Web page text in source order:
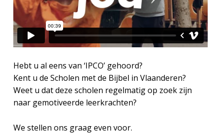
Hebt u al eens van ‘IPCO’ gehoord?
Kent u de Scholen met de Bijbel in Vlaanderen?
Weet u dat deze scholen regelmatig op zoek zijn
naar gemotiveerde leerkrachten?
We stellen ons graag even voor.